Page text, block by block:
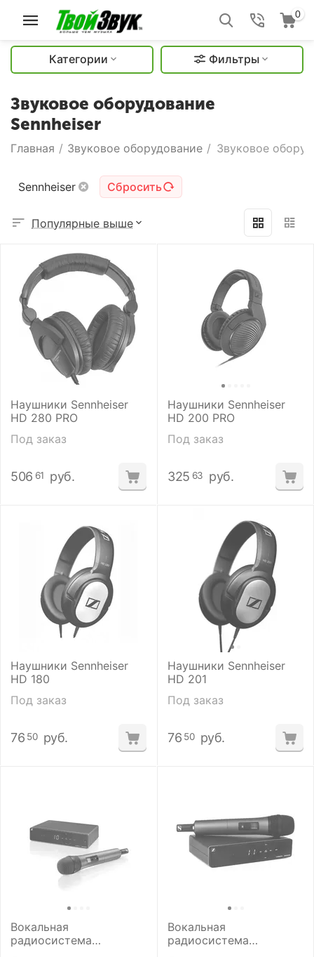
0
Категории Фильтры
Звуковое оборудование
Sennheiser
Главная / Звуковое оборудование / Звуковое
Sennheiser Сбросить
Популярные выше
Наушники Sennheiser
HD 280 PRO
Под заказ
506 61 руб.
Наушники Sennheiser
HD 200 PRO
Под заказ
325 63 руб.
Наушники Sennheiser
HD 180
Под заказ
76 50 руб.
Наушники Sennheiser
HD 201
Под заказ
76 50 руб.
Вокальная
радиосистема
Вокальная
радиосистема